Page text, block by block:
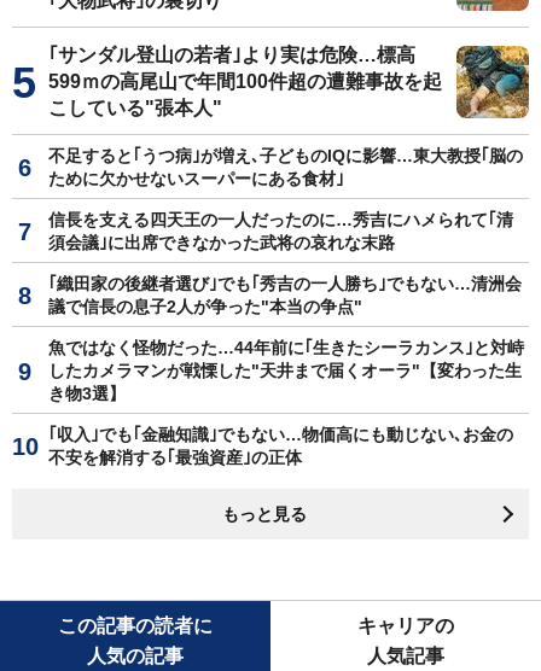
｢サンダル登山の若者｣より実は危険…標高
599ｍの高尾山で年間100件超の遭難事故を起
こしている"張本人"
不足すると｢うつ病｣が増え､子どものIQに影響…東大教授｢脳の
ために欠かせないスーパーにある食材｣
信長を支える四天王の一人だったのに…秀吉にハメられて｢清
須会議｣に出席できなかった武将の哀れな末路
｢織田家の後継者選び｣でも｢秀吉の一人勝ち｣でもない…清洲会
議で信長の息子2人が争った"本当の争点"
魚ではなく怪物だった…44年前に｢生きたシーラカンス｣と対峙
したカメラマンが戦慄した"天井まで届くオーラ"【変わった生
き物3選】
｢収入｣でも｢金融知識｣でもない…物価高にも動じない､お金の
不安を解消する｢最強資産｣の正体
もっと見る
この記事の読者に
人気の記事
キャリアの
人気記事